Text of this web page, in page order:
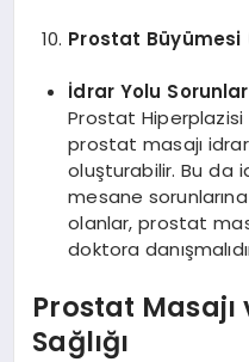
Prostat Büyümesi
İdrar Yolu
Prostat Hiperplazisi
prostat masajı idrar
oluşturabilir. Bu da
mesane
olanlar, prostat
doktora
Prostat Masajı
Sağlığı